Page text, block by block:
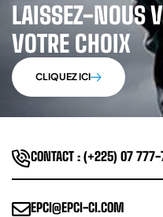
LAISSEZ-NOUS
VOTRE CHOIX
CLIQUEZ ICI
CONTACT : (+225) 07
EPCI@EPCI-CI.COM